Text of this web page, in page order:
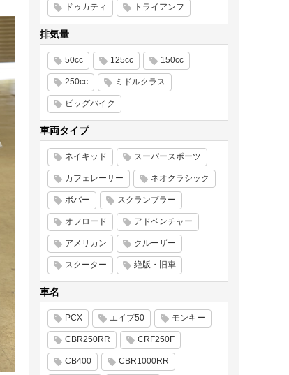
ドゥカティ トライアンフ
排気量
50cc 125cc 150cc
250cc ミドルクラス
ビッグバイク
車両タイプ
ネイキッド スーパースポーツ
カフェレーサー ネオクラシック
ボバー スクランブラー
オフロード アドベンチャー
アメリカン クルーザー
スクーター 絶版・旧車
車名
PCX エイプ50 モンキー
CBR250RR CRF250F
CB400 CBR1000RR